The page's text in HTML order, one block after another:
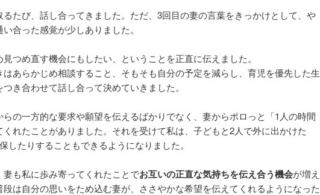
たび、話し合ってきました。ただ、3回目の妻の言葉をきっかけとして、や
合った感覚が少しありました。
つめ直す機会にもしたい、ということを正直に伝えました。
あらかじめ相談すること、そもそも自分の予定を減らし、育児を優先した生
き合わせて話し合って決めていきました。
の一方的な要求や願望を伝えるばかりでなく、妻からポロっと「1人の時間
くれたことがありました。それを受けて私は、子どもと2人で外に出かけた
したりすることもできるようになりました。
も私に歩み寄ってくれたことでお互いの正直な気持ちを伝え合う機会が増え
段は自分の思いをため込む妻が、ささやかな希望を伝えてくれるようになった